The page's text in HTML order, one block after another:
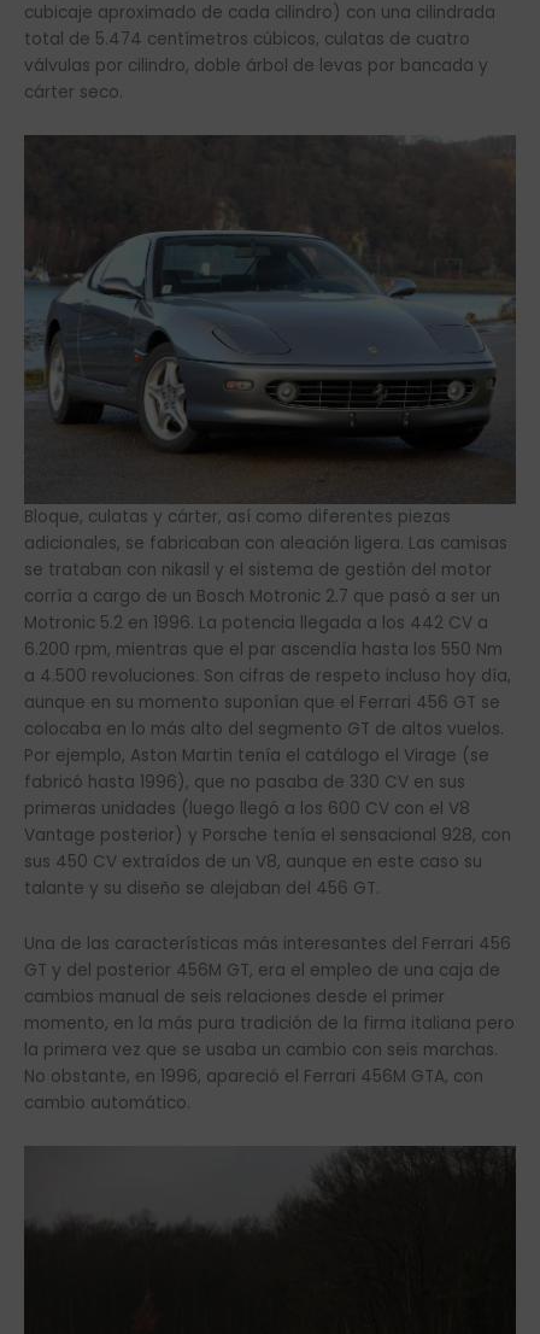
cubicaje aproximado de cada cilindro) con una cilindrada
total de 5.474 centímetros cúbicos, culatas de cuatro
válvulas por cilindro, doble árbol de levas por bancada y
cárter seco.
Bloque, culatas y cárter, así como diferentes piezas
adicionales, se fabricaban con aleación ligera. Las camisas
se trataban con nikasil y el sistema de gestión del motor
corría a cargo de un Bosch Motronic 2.7 que pasó a ser un
Motronic 5.2 en 1996. La potencia llegada a los 442 CV a
6.200 rpm, mientras que el par ascendía hasta los 550 Nm
a 4.500 revoluciones. Son cifras de respeto incluso hoy día,
aunque en su momento suponían que el Ferrari 456 GT se
colocaba en lo más alto del segmento GT de altos vuelos.
Por ejemplo, Aston Martin tenía el catálogo el Virage (se
fabricó hasta 1996), que no pasaba de 330 CV en sus
primeras unidades (luego llegó a los 600 CV con el V8
Vantage posterior) y Porsche tenía el sensacional 928, con
sus 450 CV extraídos de un V8, aunque en este caso su
talante y su diseño se alejaban del 456 GT.
Una de las características más interesantes del Ferrari 456
GT y del posterior 456M GT, era el empleo de una caja de
cambios manual de seis relaciones desde el primer
momento, en la más pura tradición de la firma italiana pero
la primera vez que se usaba un cambio con seis marchas.
No obstante, en 1996, apareció el Ferrari 456M GTA, con
cambio automático.